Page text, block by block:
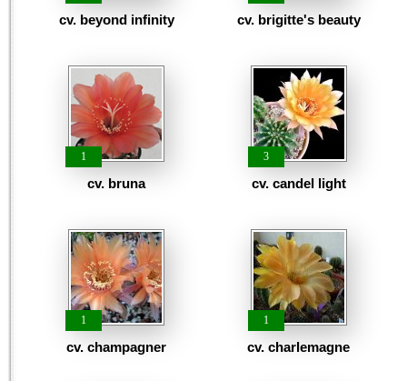
cv. beyond infinity cv. brigitte's beauty
1
cv. bruna
3
cv. candel light
1
cv. champagner
1
cv. charlemagne